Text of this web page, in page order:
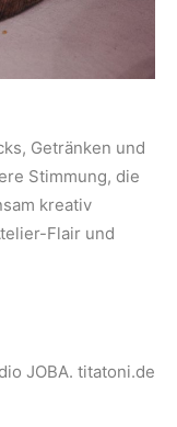
Getränken und
Stimmung, die
kreativ
Flair und